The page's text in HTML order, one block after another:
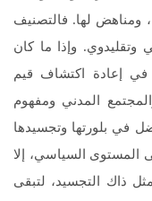
ومناهض لها. فالتصنيف
وتقليدوي. وإذا ما كان
في إعادة اكتشاف قيم
المدني ومفهوم
في بلورتها وتجسيدها
المستوى السياسي، إلا
ذاك التجسيد، لتبقى